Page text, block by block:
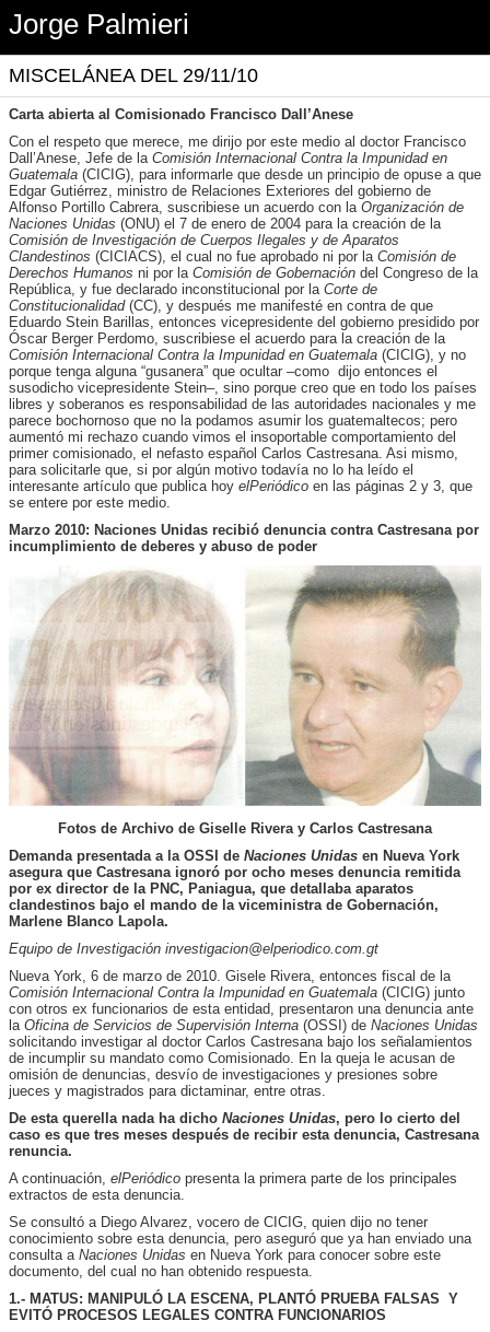
Jorge Palmieri
MISCELÁNEA DEL 29/11/10
Carta abierta al Comisionado Francisco Dall’Anese
Con el respeto que merece, me dirijo por este medio al doctor Francisco
Dall’Anese, Jefe de la Comisión Internacional Contra la Impunidad en
Guatemala (CICIG), para informarle que desde un principio de opuse a que
Edgar Gutiérrez, ministro de Relaciones Exteriores del gobierno de
Alfonso Portillo Cabrera, suscribiese un acuerdo con la Organización de
Naciones Unidas (ONU) el 7 de enero de 2004 para la creación de la
Comisión de Investigación de Cuerpos Ilegales y de Aparatos
Clandestinos (CICIACS), el cual no fue aprobado ni por la Comisión de
Derechos Humanos ni por la Comisión de Gobernación del Congreso de la
República, y fue declarado inconstitucional por la Corte de
Constitucionalidad (CC), y después me manifesté en contra de que
Eduardo Stein Barillas, entonces vicepresidente del gobierno presidido por
Óscar Berger Perdomo, suscribiese el acuerdo para la creación de la
Comisión Internacional Contra la Impunidad en Guatemala (CICIG), y no
porque tenga alguna “gusanera” que ocultar –como dijo entonces el
susodicho vicepresidente Stein–, sino porque creo que en todo los países
libres y soberanos es responsabilidad de las autoridades nacionales y me
parece bochornoso que no la podamos asumir los guatemaltecos; pero
aumentó mi rechazo cuando vimos el insoportable comportamiento del
primer comisionado, el nefasto español Carlos Castresana. Asi mismo,
para solicitarle que, si por algún motivo todavía no lo ha leído el
interesante artículo que publica hoy elPeriódico en las páginas 2 y 3, que
se entere por este medio.
Marzo 2010: Naciones Unidas recibió denuncia contra Castresana por
incumplimiento de deberes y abuso de poder
Fotos de Archivo de Giselle Rivera y Carlos Castresana
Demanda presentada a la OSSI de Naciones Unidas en Nueva York
asegura que Castresana ignoró por ocho meses denuncia remitida
por ex director de la PNC, Paniagua, que detallaba aparatos
clandestinos bajo el mando de la viceministra de Gobernación,
Marlene Blanco Lapola.
Equipo de Investigación investigacion@elperiodico.com.gt
Nueva York, 6 de marzo de 2010. Gisele Rivera, entonces fiscal de la
Comisión Internacional Contra la Impunidad en Guatemala (CICIG) junto
con otros ex funcionarios de esta entidad, presentaron una denuncia ante
la Oficina de Servicios de Supervisión Interna (OSSI) de Naciones Unidas
solicitando investigar al doctor Carlos Castresana bajo los señalamientos
de incumplir su mandato como Comisionado. En la queja le acusan de
omisión de denuncias, desvío de investigaciones y presiones sobre
jueces y magistrados para dictaminar, entre otras.
De esta querella nada ha dicho Naciones Unidas, pero lo cierto del
caso es que tres meses después de recibir esta denuncia, Castresana
renuncia.
A continuación, elPeriódico presenta la primera parte de los principales
extractos de esta denuncia.
Se consultó a Diego Alvarez, vocero de CICIG, quien dijo no tener
conocimiento sobre esta denuncia, pero aseguró que ya han enviado una
consulta a Naciones Unidas en Nueva York para conocer sobre este
documento, del cual no han obtenido respuesta.
1.- MATUS: MANIPULÓ LA ESCENA, PLANTÓ PRUEBA FALSAS Y
EVITÓ PROCESOS LEGALES CONTRA FUNCIONARIOS